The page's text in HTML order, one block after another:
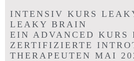
INTENSIV KURS
LEAKY BRAIN
EIN ADVANCED KURS
ZERTIFIZIERTE
THERAPEUTEN MAI